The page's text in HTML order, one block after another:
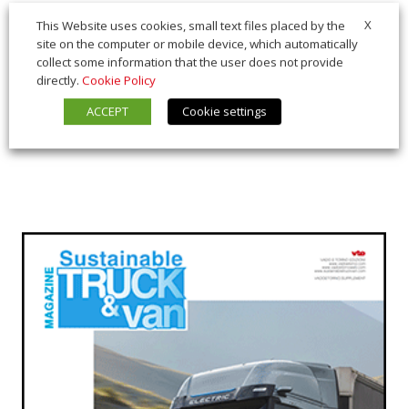
X
This Website uses cookies, small text files placed by the
site on the computer or mobile device, which automatically
collect some information that the user does not provide
directly. Cookie Policy
ACCEPT
Cookie settings